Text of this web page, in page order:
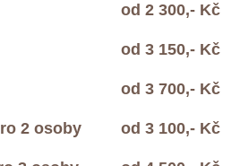
od 2 300,- Kč
od 3 150,- Kč
od 3 700,- Kč
2 osoby od 3 100,- Kč